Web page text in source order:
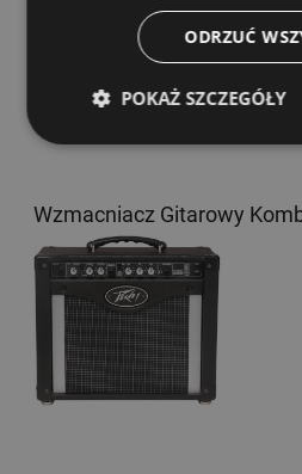
Wzmacniacz Gitarowy
ODRZUĆ
POKAŻ SZCZEGÓŁY